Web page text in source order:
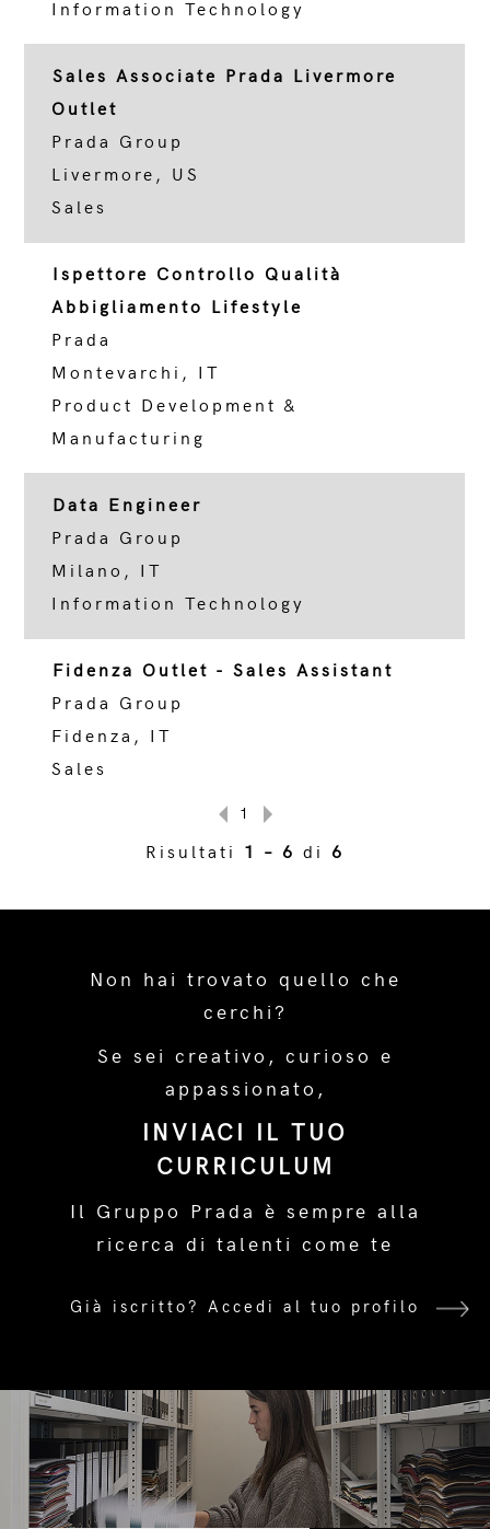
Information Technology
Sales Associate Prada Livermore
Outlet
Prada Group
Livermore, US
Sales
Ispettore Controllo Qualità
Abbigliamento Lifestyle
Prada
Montevarchi, IT
Product Development &
Manufacturing
Data Engineer
Prada Group
Milano, IT
Information Technology
Fidenza Outlet - Sales Assistant
Prada Group
Fidenza, IT
Sales
1
Risultati 1 – 6 di 6
Non hai trovato quello che
cerchi?
Se sei creativo, curioso e
appassionato,
INVIACI IL TUO
CURRICULUM
Il Gruppo Prada è sempre alla
ricerca di talenti come te
Già iscritto? Accedi al tuo profilo